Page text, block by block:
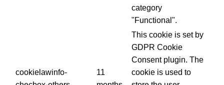
category
"Functional".
cookielawinfo-
11
This cookie is set by
GDPR Cookie
Consent plugin. The
cookie is used to